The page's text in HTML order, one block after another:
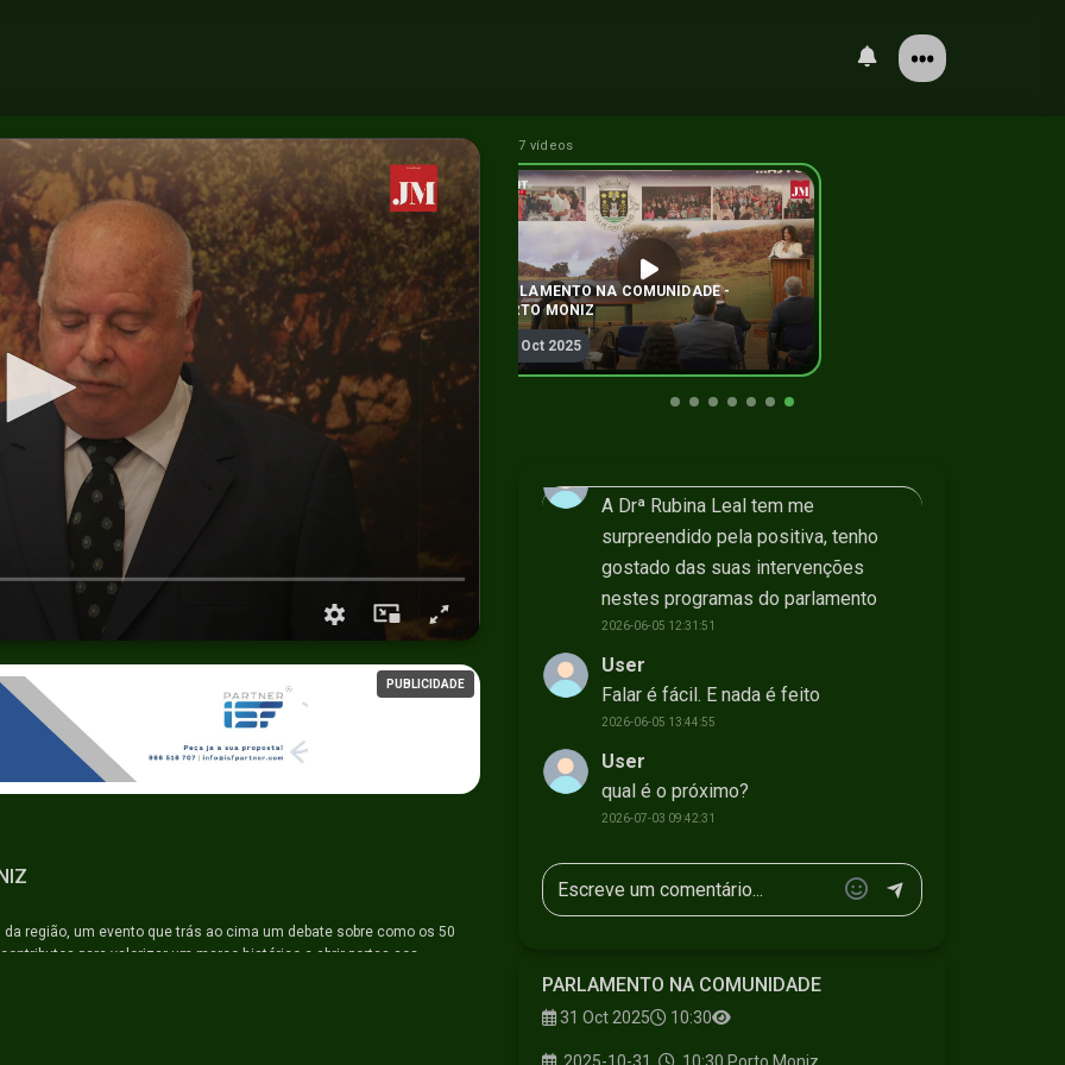
PUBLICIDADE
região, um evento que trás ao cima um debate sobre como os 50
para valorizar um marco histórico e abrir portas aos
7 vídeos
PARLAMENTO NA COMUNIDADE - SÃO
VICENTE
21 Nov 2025
PARLAMENTO NA COMUNIDADE -
PORTO MONIZ
31 Oct 2025
ser verde
2026-06-05 11:15:59
User
esse jovem falou bem, parabens
2026-06-05 11:58:47
User
Ninguém do curral fala? Ou quinta
A Drª Rubina Leal tem me
surpreendido pela positiva, tenho
gostado das suas intervenções
nestes programas do parlamento
2026-06-05 12:31:51
User
Falar é fácil. E nada é feito
2026-06-05 13:44:55
User
qual é o próximo?
2026-07-03 09:42:31
PARLAMENTO NA COMUNIDADE
31 Oct 2025 10:30